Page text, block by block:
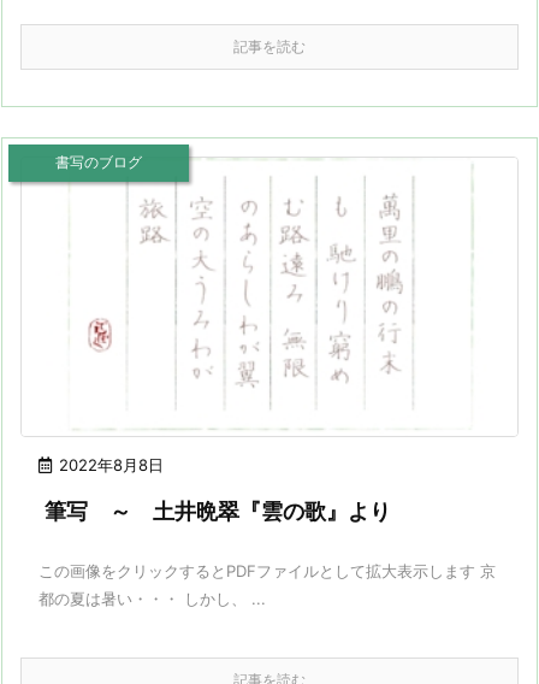
記事を読む
2022年8月8日
書写のブログ
筆写 ～ 土井晩翠『雲の歌』より
この画像をクリックするとPDFファイルとして拡大表示します 京
都の夏は暑い・・・ しかし、 ...
記事を読む